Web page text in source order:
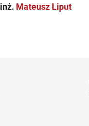
Mateusz Liput